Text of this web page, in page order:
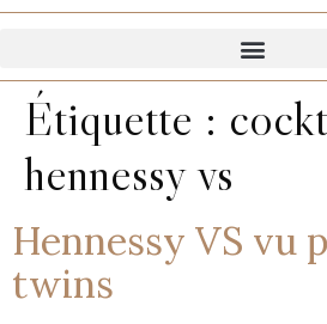
Étiquette :
hennessy vs
Hennessy VS vu
twins